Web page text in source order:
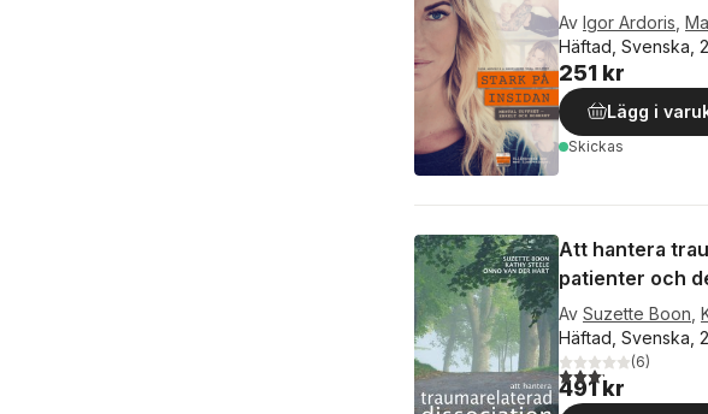
Av Igor Ardoris
Häftad, Svenska,
251 kr
Lägg i
Skickas
Att hantera
patienter och
Av Suzette Boon
Häftad, Svenska,
3,2utav 5 stjärnor.
(6)
491 kr